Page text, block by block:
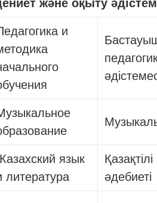
және оқыту
и
Казахский язык
литература
әдебиеті